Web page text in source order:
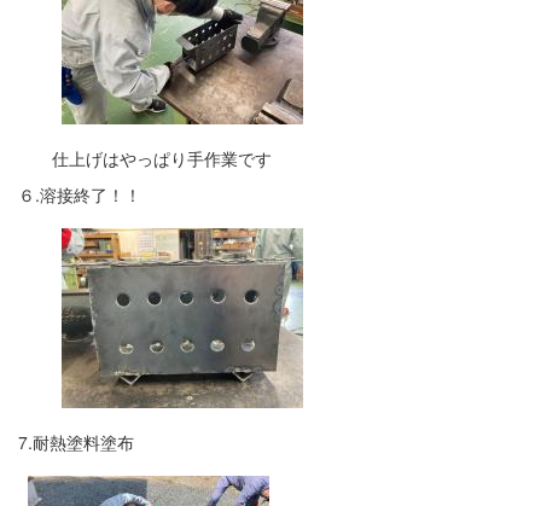
仕上げはやっぱり手作業です
６.溶接終了！！
7.耐熱塗料塗布